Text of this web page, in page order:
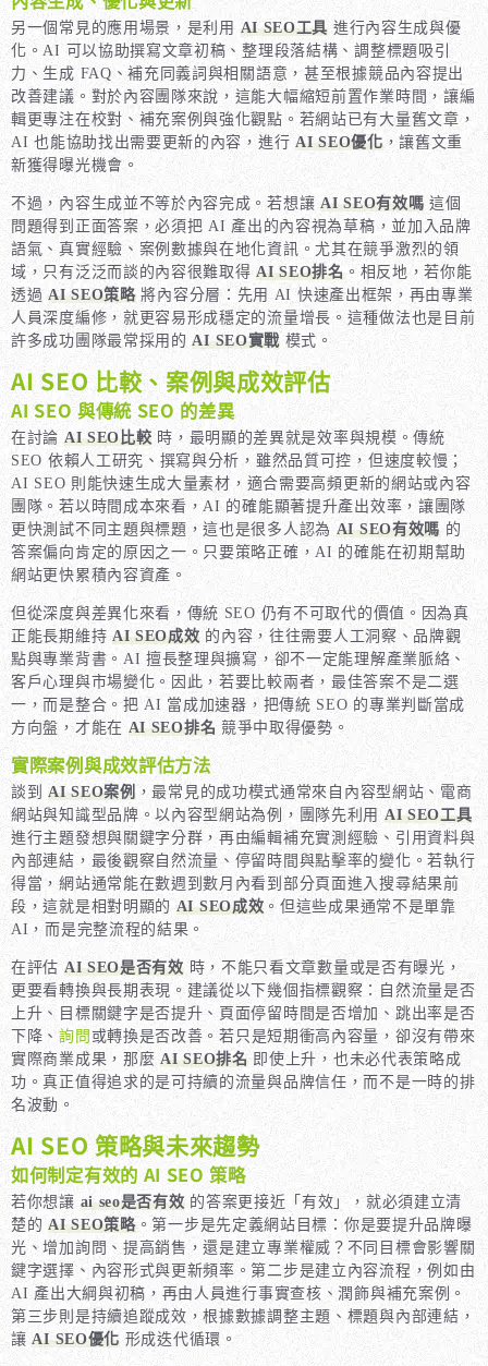
另一個常見的應用場景，是利用 AI SEO工具 進行內容生成與優
化。AI 可以協助撰寫文章初稿、整理段落結構、調整標題吸引
力、生成 FAQ、補充同義詞與相關語意，甚至根據競品內容提出
改善建議。對於內容團隊來說，這能大幅縮短前置作業時間，讓編
輯更專注在校對、補充案例與強化觀點。若網站已有大量舊文章，
AI 也能協助找出需要更新的內容，進行 AI SEO優化，讓舊文重
新獲得曝光機會。
不過，內容生成並不等於內容完成。若想讓 AI SEO有效嗎 這個
問題得到正面答案，必須把 AI 產出的內容視為草稿，並加入品牌
語氣、真實經驗、案例數據與在地化資訊。尤其在競爭激烈的領
域，只有泛泛而談的內容很難取得AI SEO排名。相反地，若你能
透過AI SEO策略將內容分層：先用 AI 快速產出框架，再由專業
人員深度編修，就更容易形成穩定的流量增長。這種做法也是目前
許多成功團隊最常採用的AI SEO實戰 模式。
AI SEO 比較、案例與成效評估
AI SEO 與傳統 SEO 的差異
在討論 AI SEO比較 時，最明顯的差異就是效率與規模。傳統
SEO 依賴人工研究、撰寫與分析，雖然品質可控，但速度較慢；
AI SEO 則能快速生成大量素材，適合需要高頻更新的網站或內容
團隊。若以時間成本來看，AI 的確能顯著提升產出效率，讓團隊
更快測試不同主題與標題，這也是很多人認為 AI SEO有效嗎 的
答案偏向肯定的原因之一。只要策略正確，AI 的確能在初期幫助
網站更快累積內容資產。
但從深度與差異化來看，傳統 SEO 仍有不可取代的價值。因為真
正能長期維持 AI SEO成效的內容，往往需要人工洞察、品牌觀
點與專業背書。AI 擅長整理與擴寫，卻不一定能理解產業脈絡、
客戶心理與市場變化。因此，若要比較兩者，最佳答案不是二選
一，而是整合。把 AI 當成加速器，把傳統 SEO 的專業判斷當成
方向盤，才能在 AI SEO排名 競爭中取得優勢。
實際案例與成效評估方法
談到AI SEO案例，最常見的成功模式通常來自內容型網站、電商
網站與知識型品牌。以內容型網站為例，團隊先利用 AI SEO工具
進行主題發想與關鍵字分群，再由編輯補充實測經驗、引用資料與
內部連結，最後觀察自然流量、停留時間與點擊率的變化。若執行
得當，網站通常能在數週到數月內看到部分頁面進入搜尋結果前
段，這就是相對明顯的 AI SEO成效 。但這些成果通常不是單靠
AI，而是完整流程的結果。
在評估 AI SEO是否有效時，不能只看文章數量或是否有曝光，
更要看轉換與長期表現。建議從以下幾個指標觀察：自然流量是否
上升、目標關鍵字是否提升、頁面停留時間是否增加、跳出率是否
下降、詢問 或轉換是否改善。若只是短期衝高內容量，卻沒有帶來
實際商業成果，那麼 AI SEO排名即使上升，也未必代表策略成
功。真正值得追求的是可持續的流量與品牌信任，而不是一時的排
名波動。
AI SEO 策略與未來趨勢
如何制定有效的 AI SEO 策略
若你想讓 ai seo是否有效的答案更接近「有效」，就必須建立清
楚的AI SEO策略。第一步是先定義網站目標：你是要提升品牌曝
光、增加詢問、提高銷售，還是建立專業權威？不同目標會影響關
鍵字選擇、內容形式與更新頻率。第二步是建立內容流程，例如由
AI 產出大綱與初稿，再由人員進行事實查核、潤飾與補充案例。
第三步則是持續追蹤成效，根據數據調整主題、標題與內部連結，
讓AI SEO優化形成迭代循環。